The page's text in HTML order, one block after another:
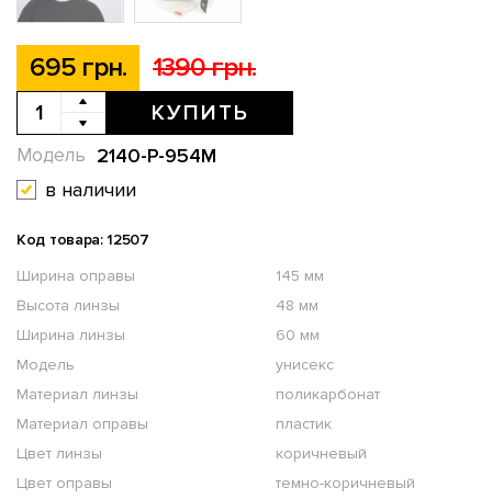
695 грн. 1390 грн.
КУПИТЬ
2140-P-954M
Модель
в наличии
Код товара: 12507
Ширина оправы
145 мм
Высота линзы
48 мм
Ширина линзы
60 мм
Модель
унисекс
Материал линзы
поликарбонат
Материал оправы
пластик
Цвет линзы
коричневый
Цвет оправы
темно-коричневый